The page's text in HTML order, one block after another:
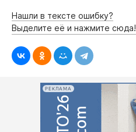
Клиника года
Бренд года
Работодатель года
Нашли в тексте ошибку?
Выделите её и нажмите сюда!
РЕКЛАМА